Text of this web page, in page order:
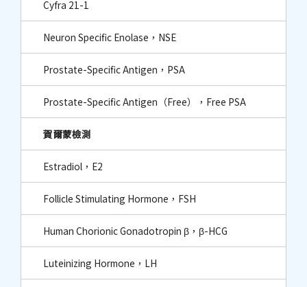
Cyfra 21-1
Neuron Specific Enolase，NSE
Prostate-Specific Antigen，PSA
Prostate-Specific Antigen（Free），Free PSA
賀爾蒙檢測
Estradiol，E2
Follicle Stimulating Hormone，FSH
Human Chorionic Gonadotropin β，β-HCG
Luteinizing Hormone，LH